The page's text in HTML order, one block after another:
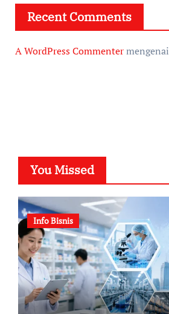
Recent Comments
A WordPress Commentermengenai
You Missed
Info Bisnis